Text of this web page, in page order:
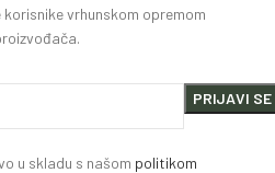
vrhunskom opremom
u skladu s našom politikom